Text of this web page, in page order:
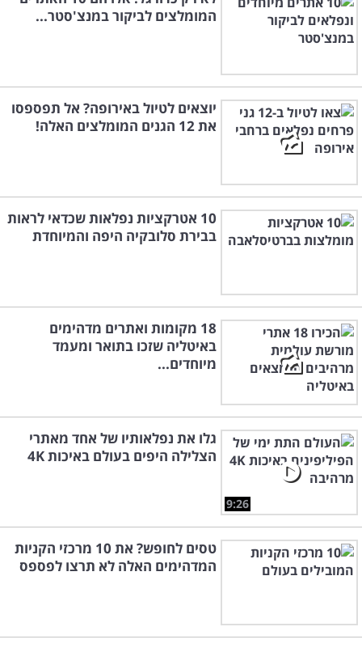
המומלצים לביקור במנצ'סטר...
יוצאים לטיול באירופה? אל תפספסו
את 12 הגנים המומלצים האלה!
10 אטרקציות נפלאות שכדאי לראות
בבירת סלובקיה היפה והמיוחדת
18 מקומות ואתרים מדהימים
באיטליה שזכו בתואר ומעמד
מיוחדים...
9:26
גלו את נפלאותיו של אחד מאתרי
הצלילה היפים בעולם באיכות 4K
טסים לחופש? את 10 מרכזי הקניות
המדהימים האלה לא תרצו לפספס